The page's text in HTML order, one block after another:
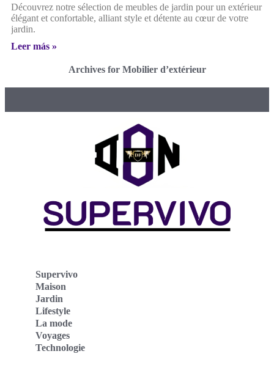
Découvrez notre sélection de meubles de jardin pour un extérieur
élégant et confortable, alliant style et détente au cœur de votre
jardin.
Leer más »
Archives for Mobilier d’extérieur
Supervivo
Maison
Jardin
Lifestyle
La mode
Voyages
Technologie